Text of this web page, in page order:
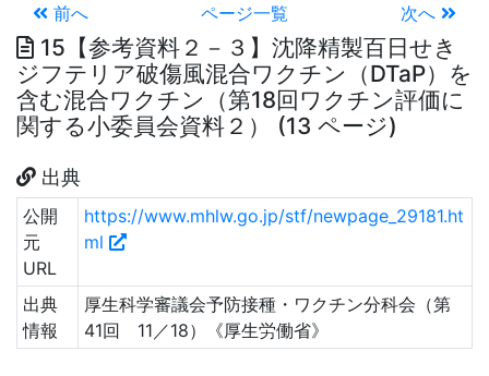
前へ ページ一覧 次へ
15【参考資料２－３】沈降精製百日せき
ジフテリア破傷風混合ワクチン（DTaP）を
含む混合ワクチン（第18回ワクチン評価に
関する小委員会資料２） (13 ページ)
出典
公開
元
URL
https://www.mhlw.go.jp/stf/newpage_29181.ht
ml
出典
情報
厚生科学審議会予防接種・ワクチン分科会（第
41回 11／18）《厚生労働省》